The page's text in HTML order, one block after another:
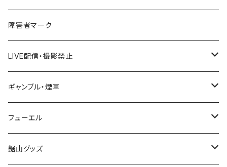
国道600～699号線
国道700～799号線
ROUTE600～699号線
ROUTE700～799号線
ROUTE 600～699号線
ROUTE 700～799号線
ROUTE 600～699号線
ROUTE 700～799号線
秋田県
Tシャツ
ステッカー
山形県
福島県
茨城県
栃木県
障害者マーク
LIVE配信・撮影禁止
LIVE配信禁止
撮影禁止
ギャンブル・煙草
ホテルキーホルダー
たばこ・禁煙ステッカー
フューエル
ステッカー
鋸山グッズ